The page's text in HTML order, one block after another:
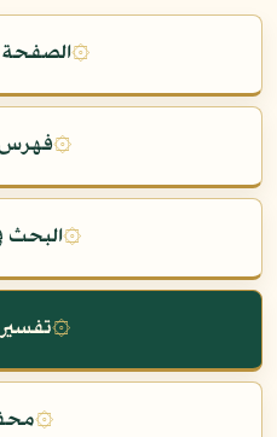
۞الصفحة
۞فهرس
۞البحث
۞
۞